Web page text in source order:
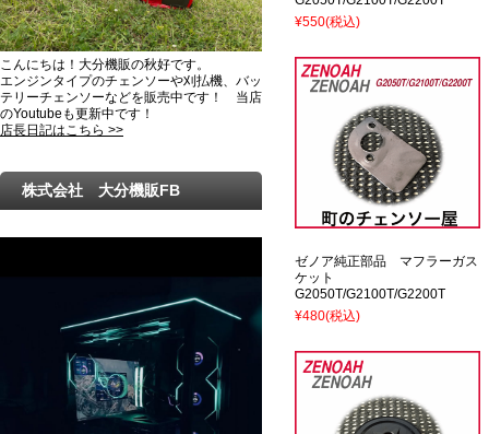
¥550(税込)
ゼノア純正部品 マフラーガス
ケット
G2050T/G2100T/G2200T
¥480(税込)
こんにちは！大分機販の秋好です。
エンジンタイプのチェンソーや刈払機、バッ
テリーチェンソーなどを販売中です！ 当店
のYoutubeも更新中です！
店長日記はこちら >>
株式会社 大分機販FB